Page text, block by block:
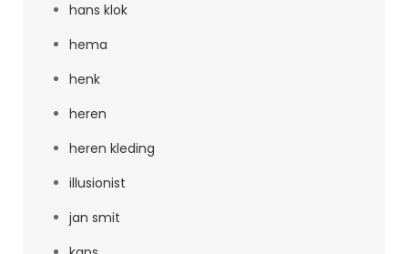
hans klok
hema
henk
heren
heren kleding
illusionist
jan smit